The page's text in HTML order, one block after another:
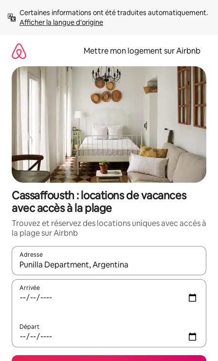
directement
Afficher la langue d'origine
Mettre mon logement sur Airbnb
Cassaffousth : locations de vacances
avec accès à la plage
Trouvez et réservez des locations uniques avec accès à
la plage sur Airbnb
Adresse
Lorsque les résultats s'affichent, utilisez les flèches vers le
Arrivée
Départ